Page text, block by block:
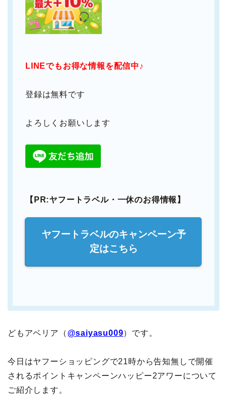
LINEでもお得な情報を配信中♪
登録は無料です
よろしくお願いします
【PR:ヤフートラベル・一休のお得情報】
ヤフートラベルのキャンペーン予
定はこちら
どもアベリア（ @saiyasu009）です。
今日はヤフーショッピングで21時から告知無しで開催
されるポイントキャンペーンハッピー2アワーについて
ご紹介します。